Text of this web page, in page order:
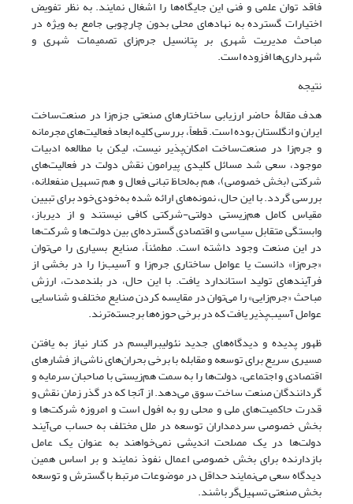
فاقد توان علمی و فنی این جایگاه‌ها را اشغال نمایند. به نظر تفویض
اختیارات گسترده به نهادهای محلی بدون چارچوبی جامع به ویژه در
مباحث مدیریت شهری بر پتانسیل جرم‌زای تصمیمات شهری و
شهرداری‌ها افزوده است.
نتیجه‌
هدف مقالۀ حاضر ارزیابی ساختارهای صنعتی جزم‌زا در صنعت‌ساخت‌
ایران و انگلستان بوده است. قطعاً، بررسی کلیه ابعاد فعالیت‌‌‌های مجرمانه
و جرم‌زا در صنعت‌ساخت‌ امکان‌پذیر نیست، لیکن با مطالعه ادبیات
موجود، سعی شد مسائل کلیدی پیرامون نقش دولت در فعالیت‌‌‌های
شرکتی (بخش خصوصی)، هم به‌لحاظ تبانی فعال و هم تسهیل منفعلانه،
بررسی گردد. با این حال، نمونه‌‌‌های ارائه شده به‌خودی‌خود برای تبیین
مقیاس کامل هم‌زیستی دولتی-شرکتی کافی نیستند و از دیرباز،
وابستگی متقابل سیاسی و اقتصادی گسترده‌ای بین دولت‌‌‌ها و شرکت‌‌‌ها
در این صنعت وجود داشته است. مطمئناً، صنایع بسیاری را می‌توان
«جرم‌زا» دانست یا عوامل ساختاری جرم‌زا و آسیب‌زا را در بخشی از
فرآیندهای تولید استاندارد یافت. با این حال، در بلندمدت، ارزش
مباحث «جرم‌زایی» را می‌توان در مقایسه کردن صنایع مختلف و شناسایی
عوامل آسیب‌پذیر یافت که در برخی حوزه‌ها برجسته‌ترند.
ظهور پدیده و دیدگاه‌های جدید نئولیبرالیسم در کنار نیاز به یافتن
مسیری سریع برای توسعه و مقابله با برخی بحران‌های ناشی از فشارهای
اقتصادی و اجتماعی، دولت‌ها را به سمت هم‌زیستی با صاحبان سرمایه و
گردانندگان صنعت ساخت سوق می‌دهد. از آنجا که در گذر زمان نقش و
قدرت حاکمیت‌های ملی و محلی رو به افول است و امروزه شرکت‌ها و
بخش خصوصی سردمداران توسعه در ملل مختلف به حساب می‌آیند
دولت‌ها در یک مصلحت اندیشی نمی‌خواهند به عنوان یک عامل
بازدارنده برای بخش خصوصی اعمال نفوذ نمایند و بر اساس همین
دیدگاه سعی می‌نمایند حداقل در موضوعات مرتبط با گسترش و توسعه
بخش صنعتی تسهیل‌گر باشند.